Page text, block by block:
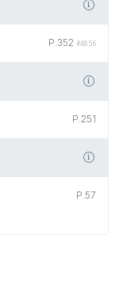
P.352 #4856
P.251
P.57